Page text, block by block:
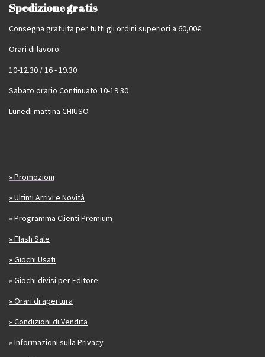
Spedizione gratis
Consegna gratuita per tutti gli ordini superiori a 60,00€
Orari di lavoro:
10-12.30 / 16 - 19.30
Sabato orario Continuato 10-19.30
Lunedi mattina CHIUSO
» Promozioni
» Ultimi Arrivi e Novità
» Programma Clienti Premium
» Flash Sale
» Giochi Usati
» Giochi divisi per Editore
» Orari di apertura
» Condizioni di Vendita
» Informazioni sulla Privacy